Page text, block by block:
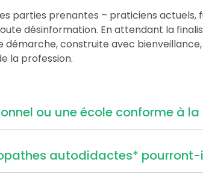
parties prenantes – praticiens actuels,
désinformation. En attendant la
démarche, construite avec
la profession.
ou une école conforme à la
autodidactes*